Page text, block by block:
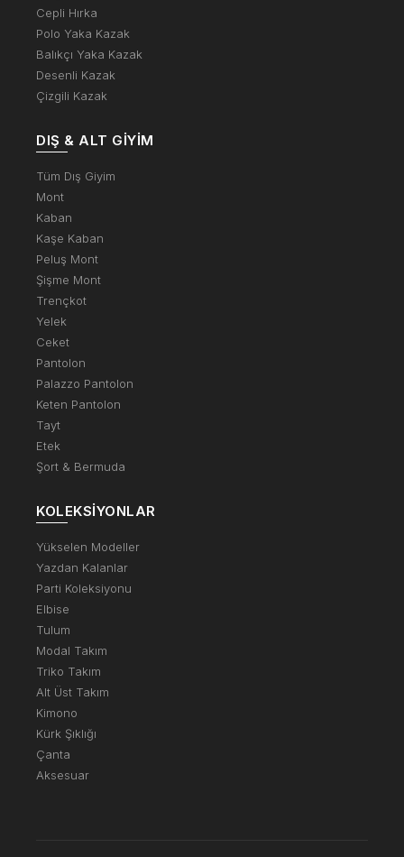
Cepli Hırka
Polo Yaka Kazak
Balıkçı Yaka Kazak
Desenli Kazak
Çizgili Kazak
DIŞ & ALT GIYIM
Tüm Dış Giyim
Mont
Kaban
Kaşe Kaban
Peluş Mont
Şişme Mont
Trençkot
Yelek
Ceket
Pantolon
Palazzo Pantolon
Keten Pantolon
Tayt
Etek
Şort & Bermuda
KOLEKSIYONLAR
Yükselen Modeller
Yazdan Kalanlar
Parti Koleksiyonu
Elbise
Tulum
Modal Takım
Triko Takım
Alt Üst Takım
Kimono
Kürk Şıklığı
Çanta
Aksesuar